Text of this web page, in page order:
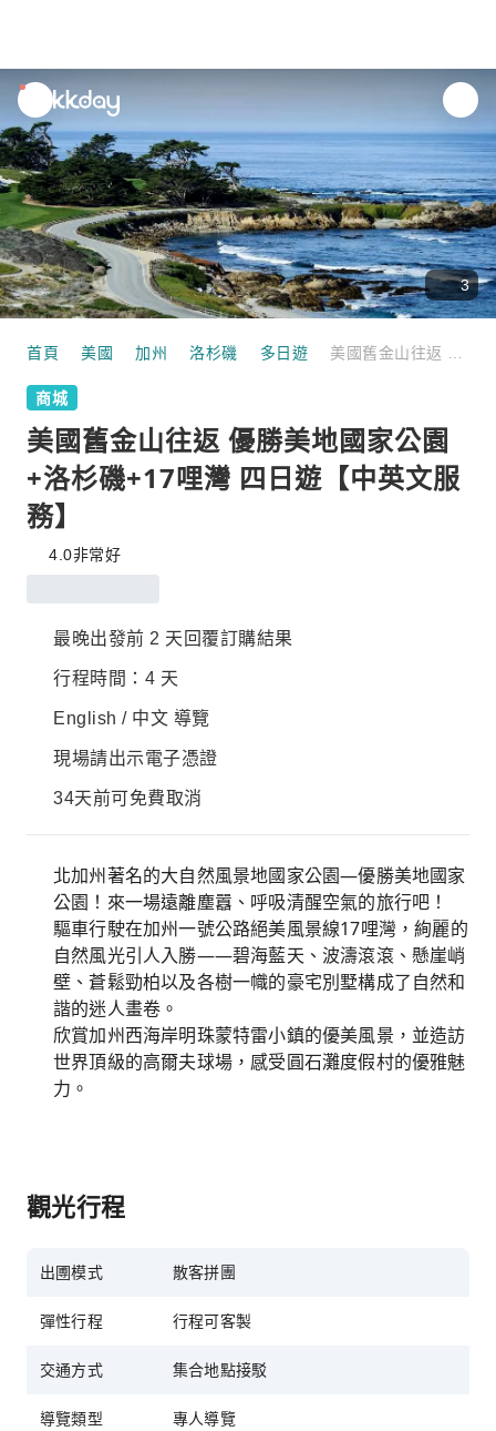
unread
notifications
3
首頁 美國 加州 洛杉磯 多日遊
商城
美國舊金山往返 優勝美地國家公園
+洛杉磯+17哩灣 四日遊【中英文服
務】
4.0非常好
最晚出發前 2 天回覆訂購結果
行程時間：4 天
English / 中文 導覽
現場請出示電子憑證
34天前可免費取消
北加州著名的大自然風景地國家公園—優勝美地國家
公園！來一場遠離塵囂、呼吸清醒空氣的旅行吧！
驅車行駛在加州一號公路絕美風景線17哩灣，絢麗的
自然風光引人入勝——碧海藍天、波濤滾滾、懸崖峭
壁、蒼鬆勁柏以及各樹一幟的豪宅別墅構成了自然和
諧的迷人畫卷。
欣賞加州西海岸明珠蒙特雷小鎮的優美風景，並造訪
世界頂級的高爾夫球場，感受圓石灘度假村的優雅魅
力。
觀光行程
出圑模式 散客拼團
彈性行程 行程可客製
交通方式 集合地點接駁
導覽類型 專人導覽